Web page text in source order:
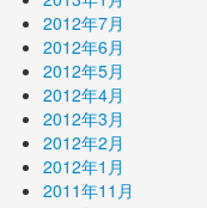
2012年7月
2012年6月
2012年5月
2012年4月
2012年3月
2012年2月
2012年1月
2011年11月